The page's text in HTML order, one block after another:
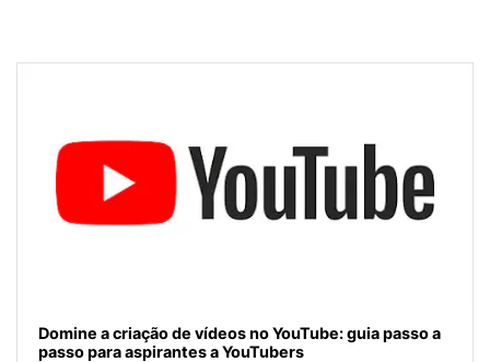
Domine a criação de vídeos no YouTube: guia passo a
passo para aspirantes a YouTubers